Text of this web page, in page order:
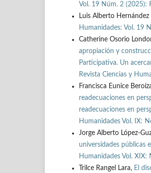
Vol. 19 Núm. 2 (2025):
Luis Alberto Hernández
Humanidades: Vol. 19
Catherine Osorio
apropiación y
Participativa. Un
Revista Ciencias y
Francisca Eunice
readecuaciones en
readecuaciones en
Humanidades Vol. IX:
Jorge Alberto López-
universidades públicas
Humanidades Vol. XIX:
Trilce Rangel Lara, El